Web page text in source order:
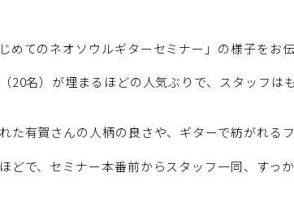
てのネオソウルギターセミナー」の様子をお
20名）が埋まるほどの人気ぶりで、スタッフは
有賀さんの人柄の良さや、ギターで紡がれる
で、セミナー本番前からスタッフ一同、すっか